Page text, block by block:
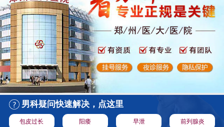
男科疑问快速解决，点这里
包皮过长 阳痿 早泄 前列腺炎